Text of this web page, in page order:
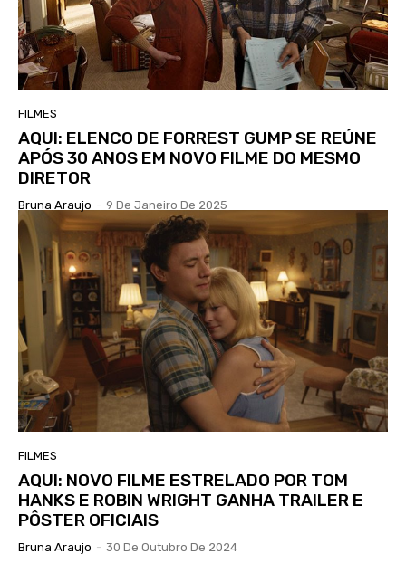
FILMES
AQUI: ELENCO DE FORREST GUMP SE REÚNE
APÓS 30 ANOS EM NOVO FILME DO MESMO
DIRETOR
Bruna Araujo - 9 De Janeiro De 2025
FILMES
AQUI: NOVO FILME ESTRELADO POR TOM
HANKS E ROBIN WRIGHT GANHA TRAILER E
PÔSTER OFICIAIS
Bruna Araujo - 30 De Outubro De 2024